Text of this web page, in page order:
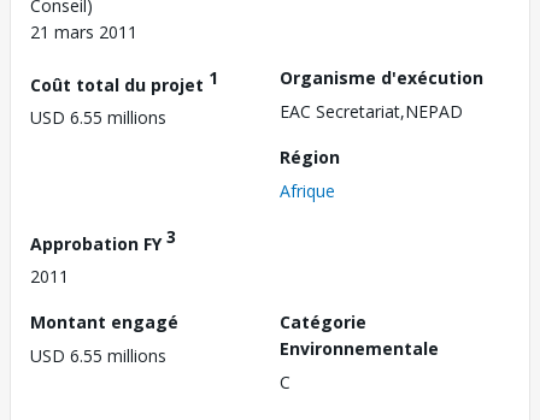
Conseil)
21 mars 2011
Coût total du projet 1
USD 6.55 millions
Organisme d'exécution
EAC Secretariat,NEPAD
Région
Afrique
Approbation FY3
2011
Montant engagé
USD 6.55 millions
Catégorie
Environnementale
C